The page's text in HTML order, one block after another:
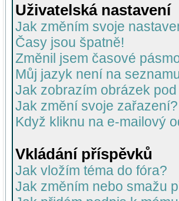
Uživatelská nastavení
Jak změním svoje
Časy jsou špatně!
Změnil jsem časové
Můj jazyk není na
Jak zobrazím obrázek
Jak změní svoje zařazení?
Když kliknu na e-mailový
Vkládání příspěvků
Jak vložím téma do fóra?
Jak změním nebo smažu